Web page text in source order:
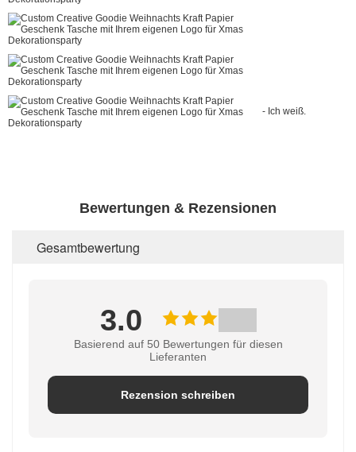
- Ich weiß.
Bewertungen & Rezensionen
Gesamtbewertung
3.0
Basierend auf 50 Bewertungen für diesen
Lieferanten
Rezension schreiben